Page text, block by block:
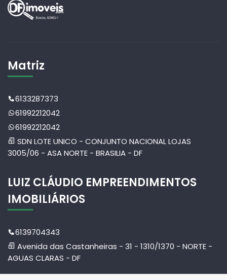
Matriz
6133287373
61992212042
61992212042
SDN LOTE UNICO - CONJUNTO NACIONAL LOJAS
3005/06 - ASA NORTE - BRASILIA - DF
LUIZ CLÁUDIO EMPREENDIMENTOS
IMOBILIÁRIOS
6139704343
Avenida das Castanheiras - 31 - 1310/1370 - NORTE -
AGUAS CLARAS - DF